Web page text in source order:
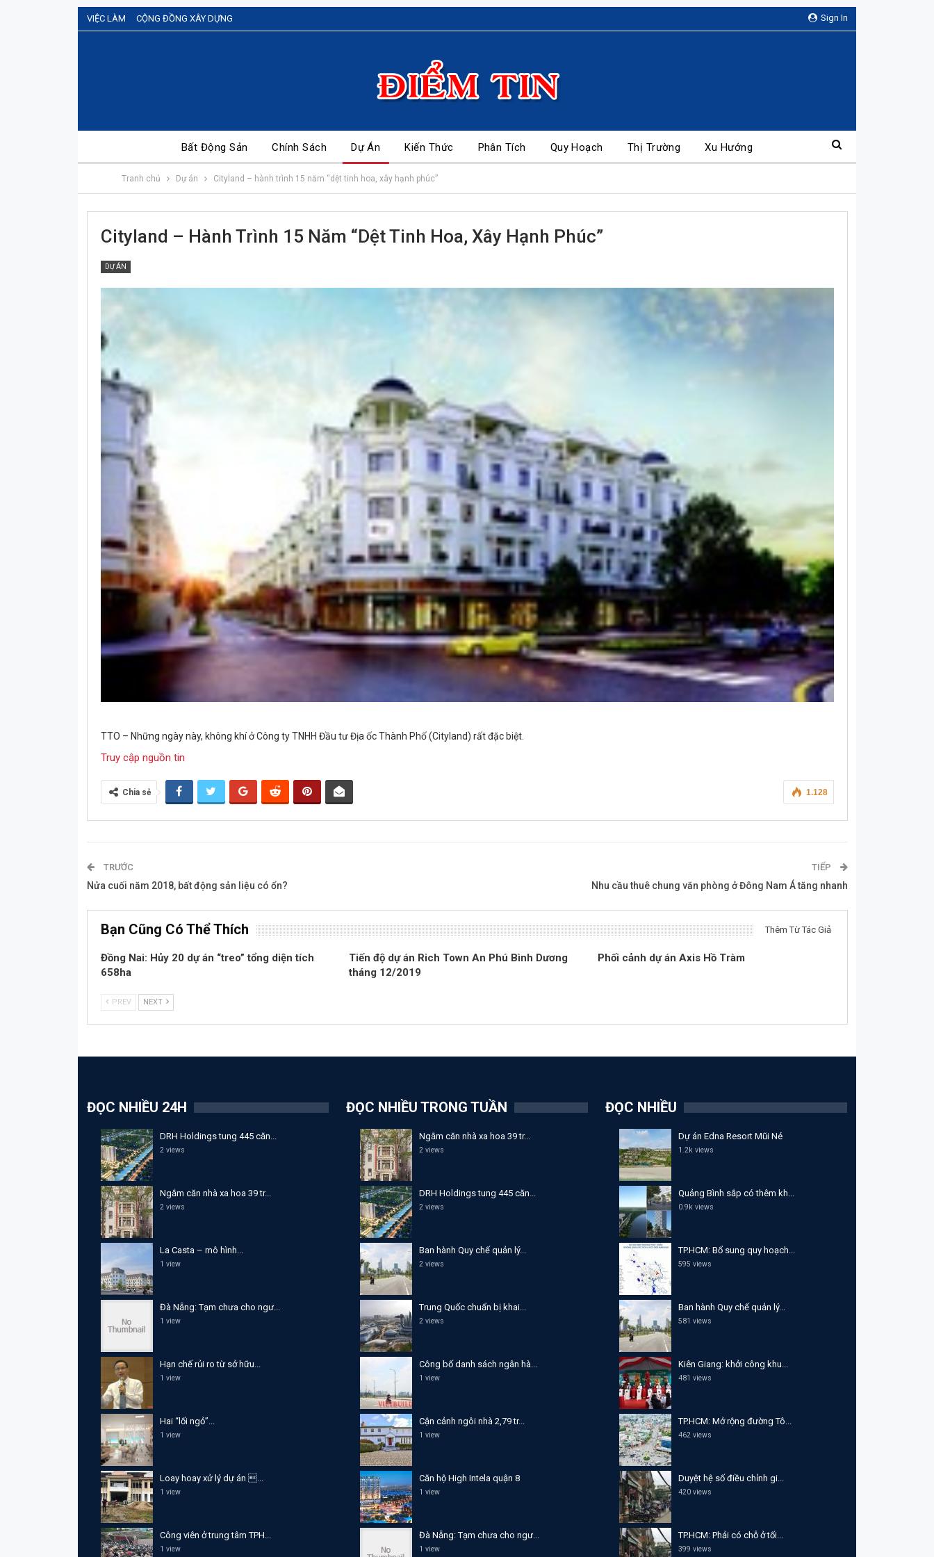
Sign In
VIỆC LÀM CỘNG ĐỒNG XÂY DỰNG
Bất Động Sản Chính Sách Dự Án Kiến Thức Phân Tích Quy Hoạch Thị Trường Xu Hướng
Tranh chủ Dự án Cityland – hành trình 15 năm “dệt tinh hoa, xây hạnh phúc”
Cityland – Hành Trình 15 Năm “dệt Tinh Hoa, Xây Hạnh Phúc”
DỰ ÁN
TTO – Những ngày này, không khí ở Công ty TNHH Đầu tư Địa ốc Thành Phố (Cityland) rất đặc biệt.
Truy cập nguồn tin
1.128
Chia sẻ
TRƯỚC
Nửa cuối năm 2018, bất động sản liệu có ổn?
TIẾP
Nhu cầu thuê chung văn phòng ở Đông Nam Á tăng nhanh
Bạn Cũng Có Thể Thích Thêm Từ Tác Giả
Đồng Nai: Hủy 20 dự án “treo” tổng diện tích
658ha
Tiến độ dự án Rich Town An Phú Bình Dương
tháng 12/2019
Phối cảnh dự án Axis Hồ Tràm
PREV NEXT
ĐỌC NHIỀU 24H
DRH Holdings tung 445 căn...
2 views
Ngắm căn nhà xa hoa 39 tr...
2 views
La Casta – mô hình...
1 view
Đà Nẵng: Tạm chưa cho ngư...
1 view
Hạn chế rủi ro từ sở hữu...
1 view
Hai “lối ngỏ”...
1 view
Loay hoay xử lý dự án ...
1 view
Công viên ở trung tâm TPH...
1 view
ĐỌC NHIỀU TRONG TUẦN
Ngắm căn nhà xa hoa 39 tr...
2 views
DRH Holdings tung 445 căn...
2 views
Ban hành Quy chế quản lý...
2 views
Trung Quốc chuẩn bị khai...
2 views
Công bố danh sách ngân hà...
1 view
Cận cảnh ngôi nhà 2,79 tr...
1 view
Căn hộ High Intela quận 8
1 view
Đà Nẵng: Tạm chưa cho ngư...
1 view
ĐỌC NHIỀU
Dự án Edna Resort Mũi Né
1.2k views
Quảng Bình sắp có thêm kh...
0.9k views
TP.HCM: Bổ sung quy hoạch...
595 views
Ban hành Quy chế quản lý...
581 views
Kiên Giang: khởi công khu...
481 views
TP.HCM: Mở rộng đường Tô...
462 views
Duyệt hệ số điều chỉnh gi...
420 views
TP.HCM: Phải có chỗ ở tối...
399 views